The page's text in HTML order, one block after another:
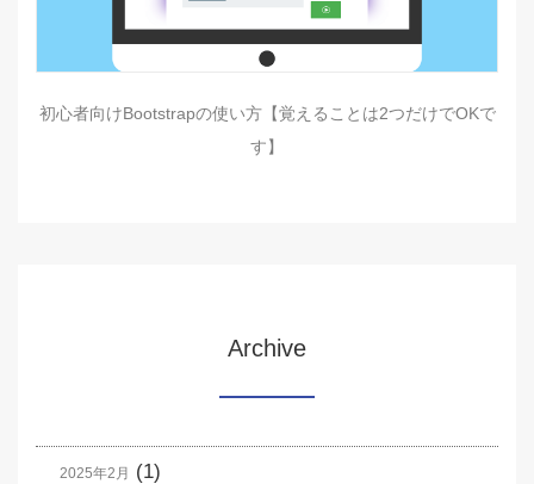
初心者向けBootstrapの使い方【覚えることは2つだけでOKで
す】
Archive
2025年2月 (1)